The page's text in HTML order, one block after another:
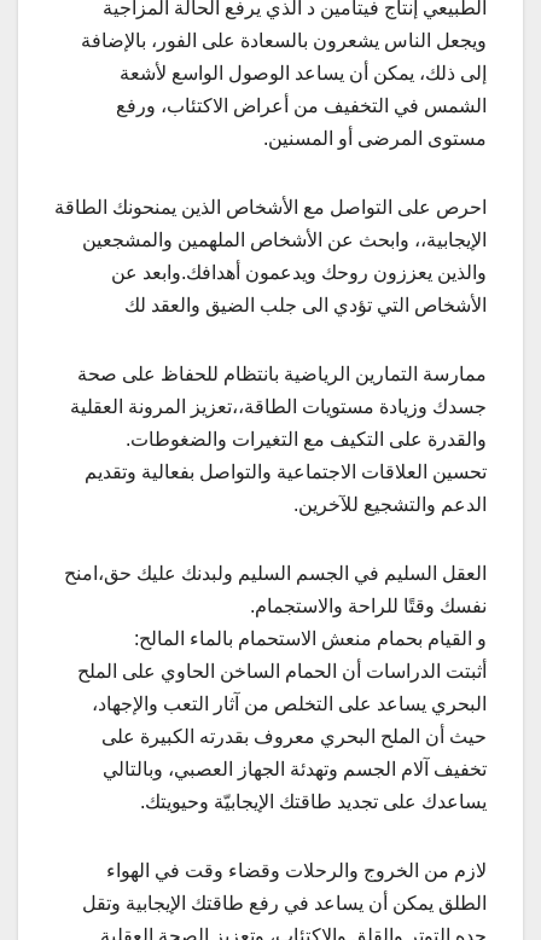
الطبيعي إنتاج فيتامين د الذي يرفع الحالة المزاجية
ويجعل الناس يشعرون بالسعادة على الفور، بالإضافة
إلى ذلك، يمكن أن يساعد الوصول الواسع لأشعة
الشمس في التخفيف من أعراض الاكتئاب، ورفع
مستوى المرضى أو المسنين.
احرص على التواصل مع الأشخاص الذين يمنحونك الطاقة
الإيجابية،، وابحث عن الأشخاص الملهمين والمشجعين
والذين يعززون روحك ويدعمون أهدافك.وابعد عن
الأشخاص التي تؤدي الى جلب الضيق والعقد لك
ممارسة التمارين الرياضية بانتظام للحفاظ على صحة
جسدك وزيادة مستويات الطاقة،،تعزيز المرونة العقلية
والقدرة على التكيف مع التغيرات والضغوطات.
تحسين العلاقات الاجتماعية والتواصل بفعالية وتقديم
الدعم والتشجيع للآخرين.
العقل السليم في الجسم السليم ولبدنك عليك حق،امنح
نفسك وقتًا للراحة والاستجمام.
و القيام بحمام منعش الاستحمام بالماء المالح:
أثبتت الدراسات أن الحمام الساخن الحاوي على الملح
البحري يساعد على التخلص من آثار التعب والإجهاد،
حيث أن الملح البحري معروف بقدرته الكبيرة على
تخفيف آلام الجسم وتهدئة الجهاز العصبي، وبالتالي
يساعدك على تجديد طاقتك الإيجابيّة وحيويتك.
لازم من الخروج والرحلات وقضاء وقت في الهواء
الطلق يمكن أن يساعد في رفع طاقتك الإيجابية وتقل